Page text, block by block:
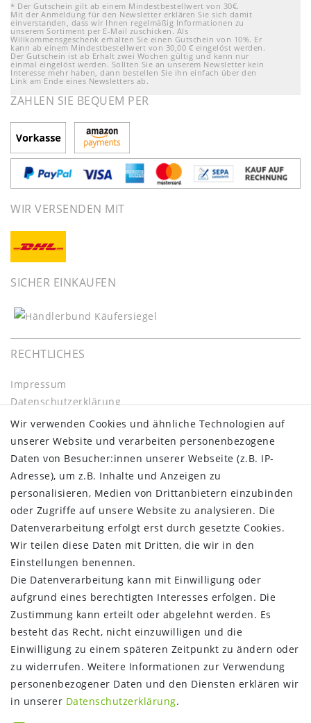
* Der Gutschein gilt ab einem Mindestbestellwert von 30€.
Mit der Anmeldung für den Newsletter erklären Sie sich damit
einverstanden, dass wir Ihnen regelmäßig Informationen zu
unserem Sortiment per E-Mail zuschicken. Als
Willkommensgeschenk erhalten Sie einen Gutschein von 10%. Er
kann ab einem Mindestbestellwert von 30,00 € eingelöst werden.
Der Gutschein ist ab Erhalt zwei Wochen gültig und kann nur
einmal eingelöst werden. Sollten Sie an unserem Newsletter kein
Interesse mehr haben, dann bestellen Sie ihn einfach über den
Link am Ende eines Newsletters ab.
ZAHLEN SIE BEQUEM PER
WIR VERSENDEN MIT
SICHER EINKAUFEN
RECHTLICHES
Impressum
Daten­schutz­erklärung
AGB
Barrierefreiheitserklärung
Widerrufs­recht
Kontakt
Vertrag widerrufen
INFORMATIONEN:
Zahlungsinformationen
Versandinformationen
Über uns
Gutschein
NEWS
Google Maps
Kundenbewertungen
Kontakt
Wir verwenden Cookies und ähnliche Technologien auf
unserer Website und verarbeiten personenbezogene
Daten von Besucher:innen unserer Webseite (z.B. IP-
Adresse), um z.B. Inhalte und Anzeigen zu
personalisieren, Medien von Drittanbietern einzubinden
oder Zugriffe auf unsere Website zu analysieren. Die
Datenverarbeitung erfolgt erst durch gesetzte Cookies.
Wir teilen diese Daten mit Dritten, die wir in den
Einstellungen benennen.
Die Datenverarbeitung kann mit Einwilligung oder
aufgrund eines berechtigten Interesses erfolgen. Die
Zustimmung kann erteilt oder abgelehnt werden. Es
besteht das Recht, nicht einzuwilligen und die
Einwilligung zu einem späteren Zeitpunkt zu ändern oder
zu widerrufen. Weitere Informationen zur Verwendung
personenbezogener Daten und den Diensten erklären wir
in unserer Daten­schutz­erklärung.